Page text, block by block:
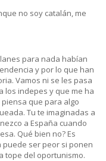
no soy catalán, me
para nada habían
y por lo que han
Vamos ni se les pasa
los indepes y que me ha
que para algo
Tu te imaginadas a
a España cuando
Qué bien no? Es
ser peor si ponen
tope del oportunismo.